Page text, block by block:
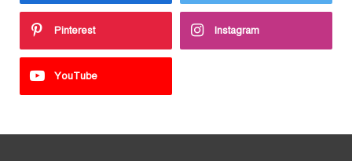
Pinterest Instagram
YouTube